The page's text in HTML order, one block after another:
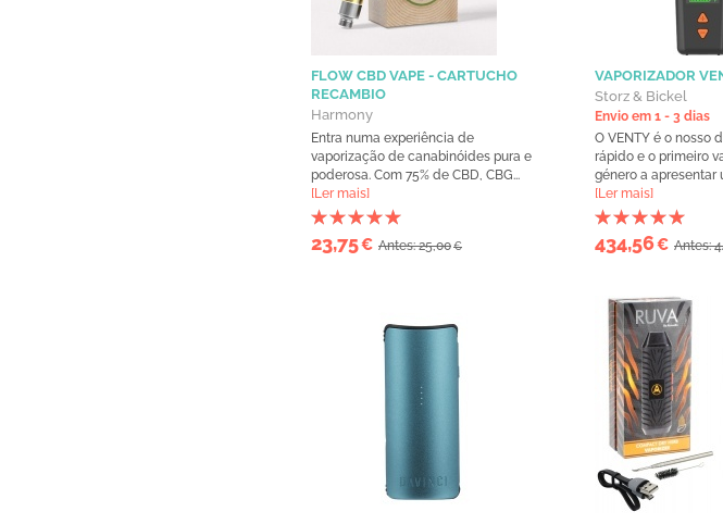
FLOW CBD VAPE - CARTUCHO
RECAMBIO
Harmony
Entra numa experiência de
vaporização de canabinóides pura e
poderosa. Com 75% de CBD, CBG...
[Ler mais]
23,75€ Antes: 25,00€
VAPORIZADOR
Storz & Bickel
Envio em 1 - 3 dias
O VENTY é o nosso
rápido e o primeiro
género a apresentar
[Ler mais]
434,56€ Antes: